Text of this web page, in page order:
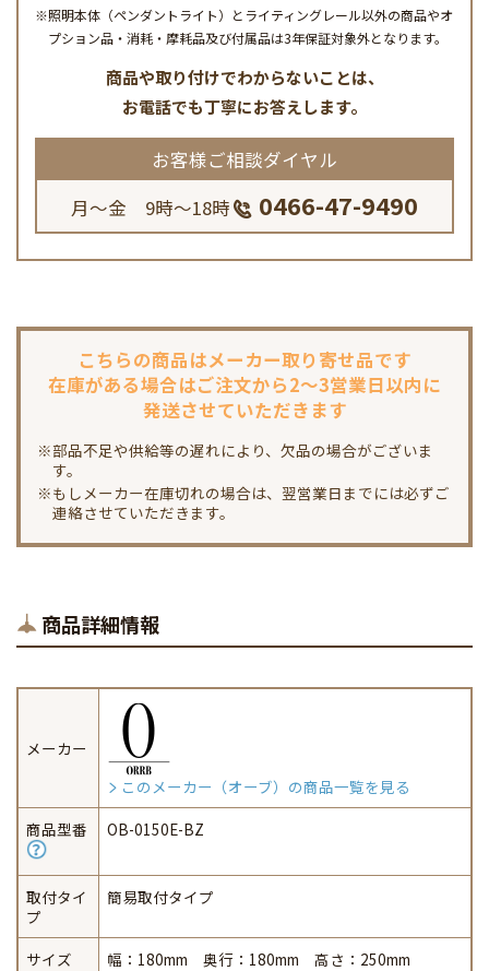
※照明本体（ペンダントライト）とライティングレール以外の商品やオ
プション品・消耗・摩耗品及び付属品は3年保証対象外となります。
商品や取り付けでわからないことは、
お電話でも丁寧にお答えします。
お客様ご相談ダイヤル
月～金 9時～18時
0466-47-9490
こちらの商品はメーカー取り寄せ品です
在庫がある場合はご注文から2～3営業日以内に
発送させていただきます
※部品不足や供給等の遅れにより、欠品の場合がございま
す。
※もしメーカー在庫切れの場合は、翌営業日までには必ずご
連絡させていただきます。
商品詳細情報
メーカー
このメーカー（オーブ）の商品一覧を見る
商品型番
OB-0150E-BZ
取付タイ
プ
簡易取付タイプ
サイズ
幅：180mm 奥行：180mm 高さ：250mm